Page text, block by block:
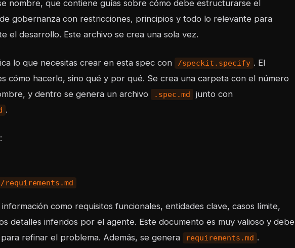
nombre, que contiene guías sobre cómo debe estructurarse el
gobernanza con restricciones, principios y todo lo relevante para
el desarrollo. Este archivo se crea una sola vez.
lo que necesitas crear en esta spec con /speckit.specify . El
cómo hacerlo, sino qué y por qué. Se crea una carpeta con el número
y dentro se genera un archivo
.spec.md junto con
.
como requisitos funcionales, entidades clave, casos límite,
detalles inferidos por el agente. Este documento es muy valioso y debe
refinar el problema. Además, se genera
requirements.md .